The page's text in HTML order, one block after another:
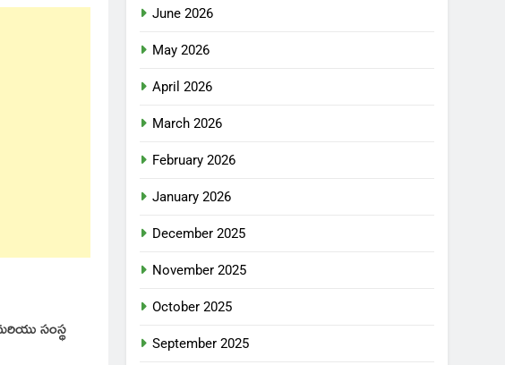
సంస్థ
June 2026
May 2026
April 2026
March 2026
February 2026
January 2026
December 2025
November 2025
October 2025
September 2025